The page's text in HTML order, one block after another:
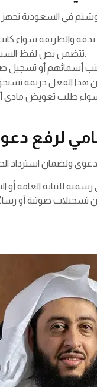
تتضمن نص لفظ السب دون تغيير أو إطالة.
لرفع